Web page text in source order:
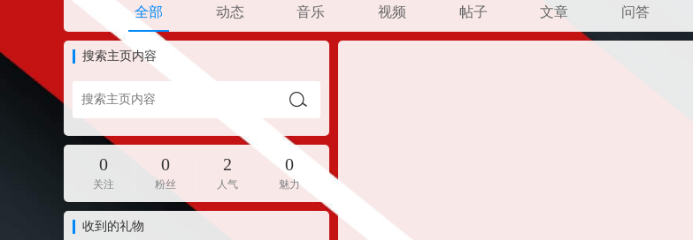
全部 动态 音乐 视频 帖子 文章 问答
搜索主页内容
0
关注
0
粉丝
2
人气
0
魅力
收到的礼物